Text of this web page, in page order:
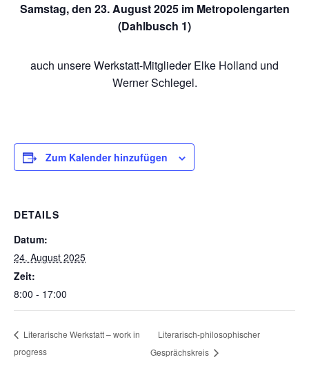
Samstag, den 23. August 2025 im Metropolengarten
(Dahlbusch 1)
auch unsere Werkstatt-Mitglieder Elke Holland und
Werner Schlegel.
Zum Kalender hinzufügen
DETAILS
Datum:
24. August 2025
Zeit:
8:00 - 17:00
Literarische Werkstatt – work in
progress
Literarisch-philosophischer
Gesprächskreis